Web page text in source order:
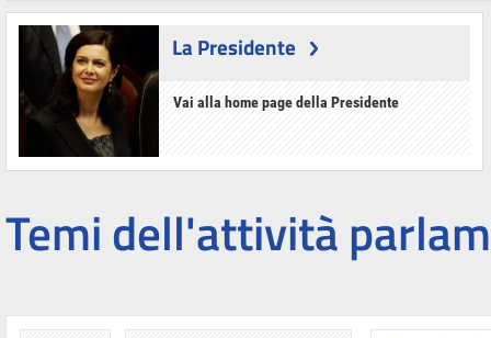
La Presidente
Vai alla home page della Presidente
Temi dell'attività